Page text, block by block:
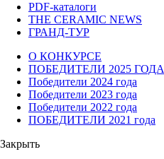
PDF-каталоги
THE CERAMIC NEWS
ГРАНД-ТУР
О КОНКУРСЕ
ПОБЕДИТЕЛИ 2025 ГОДА
Победители 2024 года
Победители 2023 года
Победители 2022 года
ПОБЕДИТЕЛИ 2021 года
Закрыть